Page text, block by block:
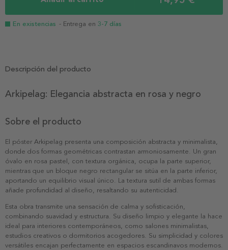
En existencias - Entrega en 3-7 días
Descripción del producto
Arkipelag: Elegancia abstracta en rosa y negro
Sobre el producto
El póster Arkipelag presenta una composición abstracta y minimalista,
donde dos formas geométricas contrastan armoniosamente. Un gran
óvalo en rosa pastel, con textura orgánica, ocupa la parte superior,
mientras que un bloque negro rectangular se sitúa en la parte inferior,
aportando un equilibrio visual único. La textura sutil de ambas formas
añade profundidad al diseño, resaltando su autenticidad.
Esta obra transmite una sensación de calma y sofisticación,
combinando suavidad y estructura. Su diseño limpio y elegante la hace
ideal para interiores contemporáneos, como salones minimalistas,
estudios creativos o dormitorios acogedores. Su simplicidad y colores
versátiles encajan perfectamente en espacios escandinavos modernos.